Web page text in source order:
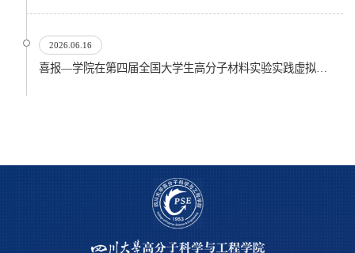
2026.06.16